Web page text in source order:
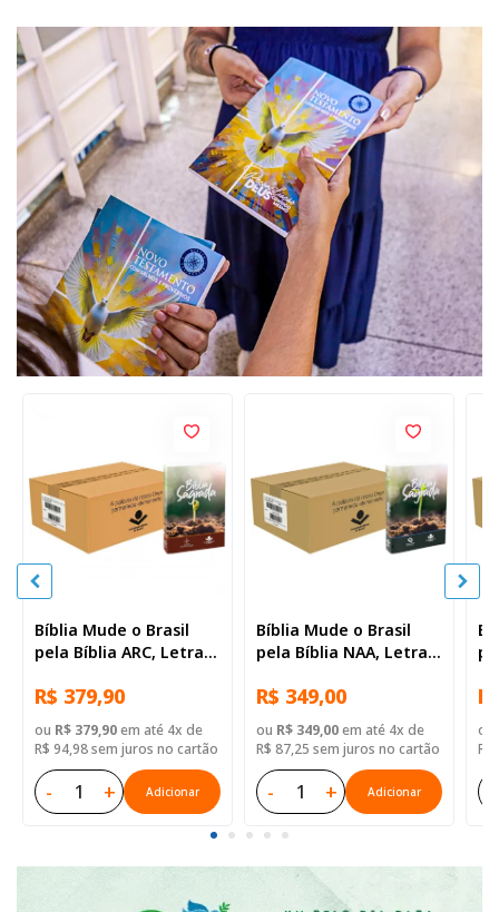
Bíblia Mude o Brasil
pela Bíblia ARC, Letra
— 52 Biblias
R$ 379,90
ou R$ 379,90em até 4x de
R$ 94,98 sem juros no cartão
- + Adicionar
Bíblia Mude o Brasil
pela Bíblia NAA, Letra
— Mude Brasil
R$ 349,00
ou R$ 349,00em até 4x de
R$ 87,25 sem juros no cartão
- + Adicionar
—
ou
R$